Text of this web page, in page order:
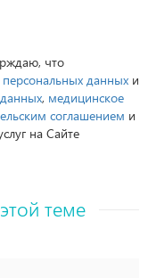
что
данных и
, медицинское
соглашением и
на Сайте
теме